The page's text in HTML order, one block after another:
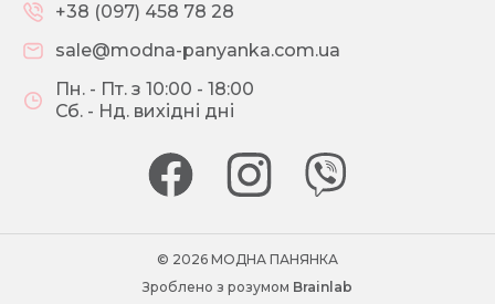
+38 (097) 458 78 28
sale@modna-panyanka.com.ua
Пн. - Пт. з 10:00 - 18:00
Сб. - Нд. вихідні дні
© 2026 МОДНА ПАНЯНКА
Зроблено з розумом Brainlab